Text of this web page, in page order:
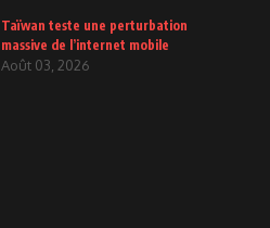
Taïwan teste une perturbation
massive de l’internet mobile
Août 03, 2026